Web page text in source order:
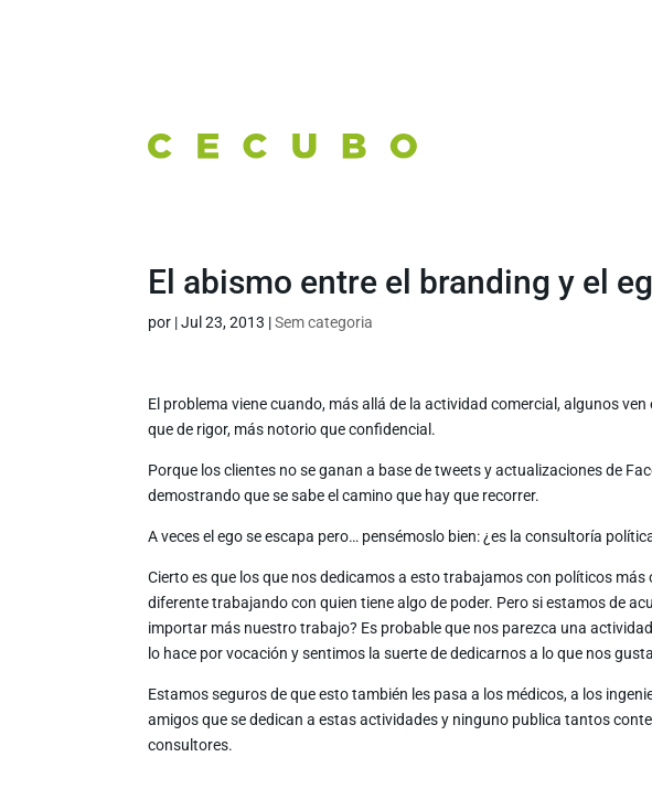
El abismo entre el branding y el
por |Jul 23, 2013 |Sem categoria
El problema viene cuando, más allá de la actividad comercial, algunos
que de rigor, más notorio que confidencial.
Porque los clientes no se ganan a base de tweets y actualizaciones de
demostrando que se sabe el camino que hay que recorrer.
A veces el ego se escapa pero… pensémoslo bien: ¿es la consultoría
Cierto es que los que nos dedicamos a esto trabajamos con políticos
diferente trabajando con quien tiene algo de poder. Pero si estamos de
importar más nuestro trabajo? Es probable que nos parezca una
lo hace por vocación y sentimos la suerte de dedicarnos a lo que nos
Estamos seguros de que esto también les pasa a los médicos, a los
amigos que se dedican a estas actividades y ninguno publica tantos
consultores.